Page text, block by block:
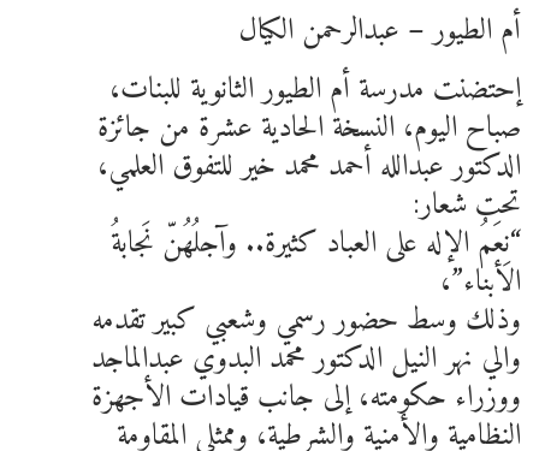
أم الطيور – عبدالرحمن الكيال
إحتضنت مدرسة أم الطيور الثانوية للبنات،
صباح اليوم، النسخة الحادية عشرة من جائزة
الدكتور عبدالله أحمد محمد خير للتفوق العلمي،
تحت شعار:
“نِعَمُ الإله على العباد كثيرة.. وآجلُهُنّ نَجابةُ
الأبناء”،
وذلك وسط حضور رسمي وشعبي كبير تقدمه
والي نهر النيل الدكتور محمد البدوي عبدالماجد
ووزراء حكومته، إلى جانب قيادات الأجهزة
النظامية والأمنية والشرطية، وممثلي المقاومة